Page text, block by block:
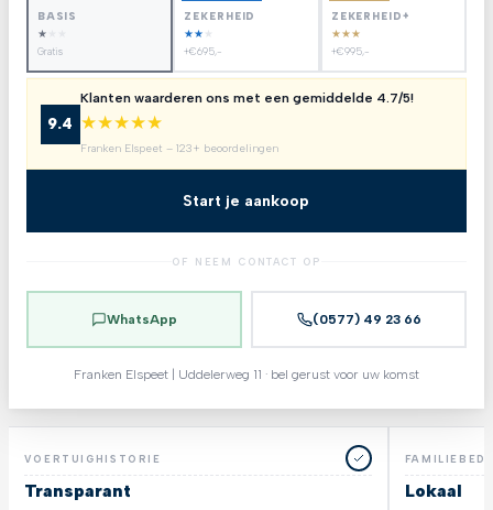
BASIS
★
Gratis
ZEKERHEID
★★ ★
+€695,-
ZEKERHEID+
★★★
+€995,-
9.4
Klanten waarderen ons met een gemiddelde 4.7/5!
★★★★★
Franken Elspeet – 123+ beoordelingen
Start je aankoop
OF NEEM CONTACT OP
WhatsApp (0577) 49 23 66
Franken Elspeet | Uddelerweg 11 · bel gerust voor uw komst
VOERTUIGHISTORIE
Transparant Lokaal